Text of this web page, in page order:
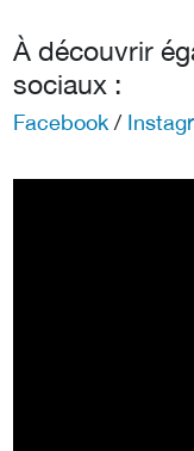
À découvrir
sociaux :
Facebook /